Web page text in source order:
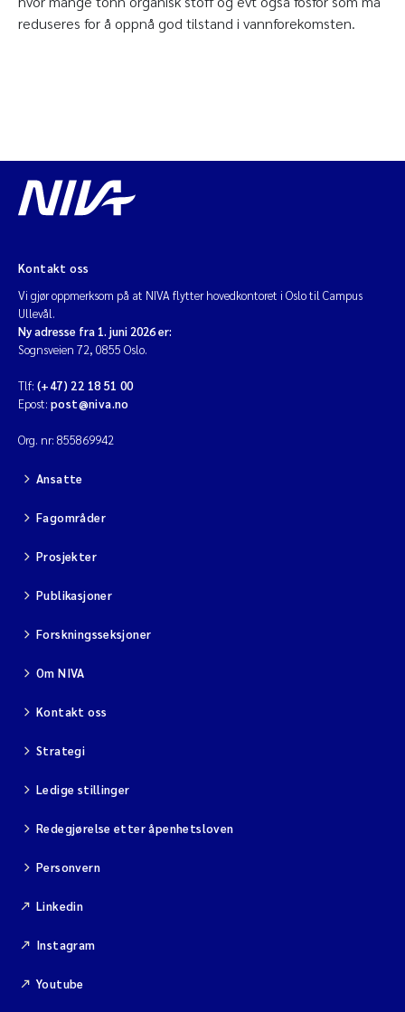
reduseres for å oppnå god tilstand i vannforekomsten.
Kontakt oss
Vi gjør oppmerksom på at NIVA flytter hovedkontoret i Oslo til Campus
Ullevål.
Ny adresse fra 1. juni 2026 er:
Sognsveien 72, 0855 Oslo.
Tlf: (+47) 22 18 51 00
Epost: post@niva.no
Org. nr: 855869942
Ansatte
Fagområder
Prosjekter
Publikasjoner
Forskningsseksjoner
Om NIVA
Kontakt oss
Strategi
Ledige stillinger
Redegjørelse etter åpenhetsloven
Personvern
Linkedin
Instagram
Youtube